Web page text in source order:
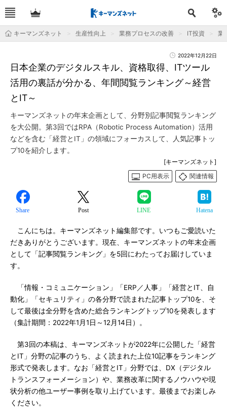
キーマンズネット 生産性向上 業務プロセスの改善 IT投資 業
2022年12月22日
日本企業のデジタルスキル、資格取得、ITツール
活用の裏話が分かる、年間閲覧ランキング～経営
とIT～
キーマンズネットの年末企画として、分野別記事閲覧ランキング
を大公開。第3回ではRPA（Robotic Process Automation）活用
などを含む「経営とIT」の領域にフォーカスして、人気記事トッ
プ10を紹介します。
[キーマンズネット]
PC用表示
関連情報
Share Post LINE Hatena
こんにちは。キーマンズネット編集部です。いつもご愛読いた
だきありがとうございます。現在、キーマンズネットの年末企画
として「記事閲覧ランキング」を5回にわたってお届けしていま
す。
「情報・コミュニケーション」「ERP／人事」「経営とIT、自
動化」「セキュリティ」の各分野で読まれた記事トップ10を、そ
して最後は全分野を含めた総合ランキングトップ10を発表します
（集計期間：2022年1月1日～12月14日）。
第3回の本稿は、キーマンズネットが2022年に公開した「経営
とIT」分野の記事のうち、よく読まれた上位10記事をランキング
形式で発表します。なお「経営とIT」分野では、DX（デジタル
トランスフォーメーション）や、業務改革に関するノウハウや現
状分析の他ユーザー事例を取り上げています。最後までお楽しみ
ください。